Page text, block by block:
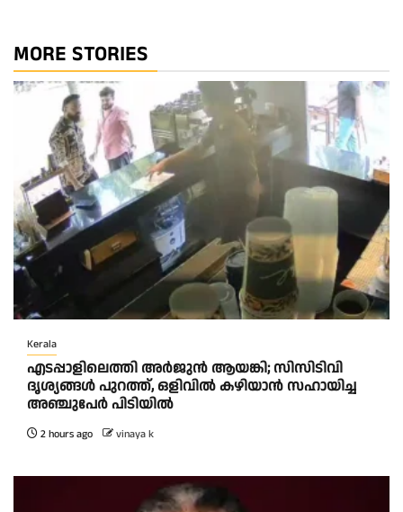
MORE STORIES
Kerala
എടപ്പാളിലെത്തി അർജുൻ ആയങ്കി; സിസിടിവി
ദൃശ്യങ്ങൾ പുറത്ത്, ഒളിവിൽ കഴിയാൻ സഹായിച്ച
അഞ്ചുപേർ പിടിയിൽ
2 hours ago vinaya k